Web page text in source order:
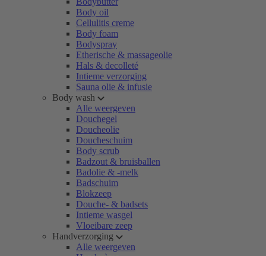
Body oil
Cellulitis creme
Body foam
Bodyspray
Etherische & massageolie
Hals & decolleté
Intieme verzorging
Sauna olie & infusie
Body wash
Alle weergeven
Douchegel
Doucheolie
Doucheschuim
Body scrub
Badzout & bruisballen
Badolie & -melk
Badschuim
Blokzeep
Douche- & badsets
Intieme wasgel
Vloeibare zeep
Handverzorging
Alle weergeven